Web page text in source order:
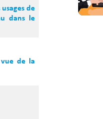
de
dans le
de la